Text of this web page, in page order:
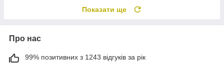
Показати ще
Про нас
99% позитивних з 1243 відгуків за рік